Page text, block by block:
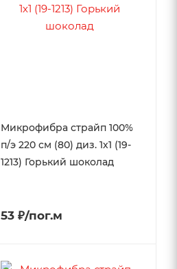
Микрофибра страйп 100%
п/э 220 см (80) диз. 1х1 (19-
1213) Горький шоколад
53 ₽/пог.м